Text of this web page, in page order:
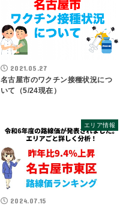
2021.05.27
名古屋市のワクチン接種状況につ
いて（5/24現在）
エリア情報
2024.07.15